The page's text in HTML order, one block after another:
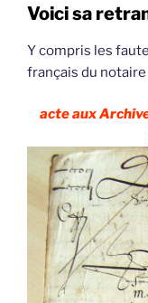
Voici sa
Y compris les
français du notaire
acte aux